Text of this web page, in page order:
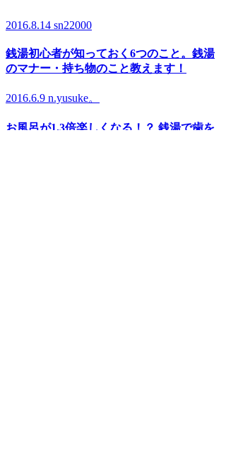
2016.8.14 sn22000
銭湯初心者が知っておく6つのこと。銭湯
のマナー・持ち物のこと教えます！
2016.6.9 n.yusuke。
お風呂が1.3倍楽しくなる！？ 銭湯で歯を